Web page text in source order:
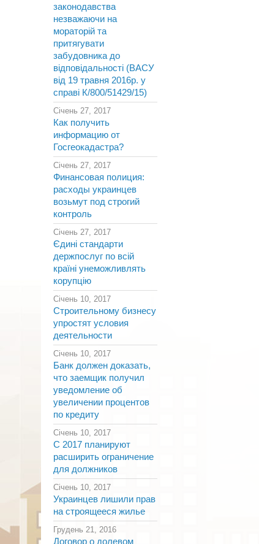
законодавства
незважаючи на
мораторій та
притягувати
забудовника до
відповідальності (ВАСУ
від 19 травня 2016р. у
справі К/800/51429/15)
Січень 27, 2017
Как получить
информацию от
Госгеокадастра?
Січень 27, 2017
Финансовая полиция:
расходы украинцев
возьмут под строгий
контроль
Січень 27, 2017
Єдині стандарти
держпослуг по всій
країні унеможливлять
корупцію
Січень 10, 2017
Строительному бизнесу
упростят условия
деятельности
Січень 10, 2017
Банк должен доказать,
что заемщик получил
уведомление об
увеличении процентов
по кредиту
Січень 10, 2017
С 2017 планируют
расширить ограничение
для должников
Січень 10, 2017
Украинцев лишили прав
на строящееся жилье
Грудень 21, 2016
Договор о долевом